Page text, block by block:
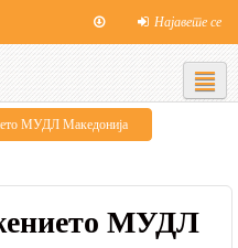
Најавете се
МУДЛ Македонија
МУДЛ